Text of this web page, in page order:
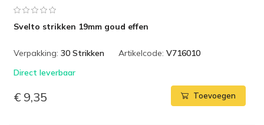
Svelto strikken 19mm goud effen
Verpakking: 30 Strikken Artikelcode: V716010
Direct leverbaar
€ 9,35 Toevoegen